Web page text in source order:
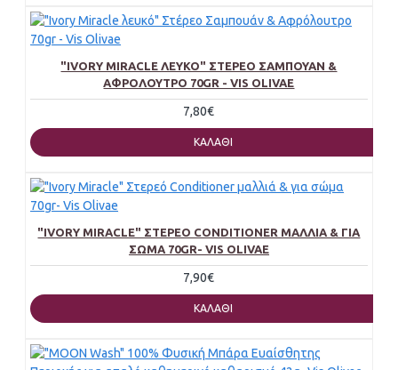
"IVORY MIRACLE ΛΕΥΚΌ" ΣΤΈΡΕΟ ΣΑΜΠΟΥΆΝ &
ΑΦΡΌΛΟΥΤΡΟ 70GR - VIS OLIVAE
7,80€
ΚΑΛΆΘΙ
"IVORY MIRACLE" ΣΤΕΡΕΌ CONDITIONER ΜΑΛΛΙΆ & ΓΙΑ
ΣΏΜΑ 70GR- VIS OLIVAE
7,90€
ΚΑΛΆΘΙ